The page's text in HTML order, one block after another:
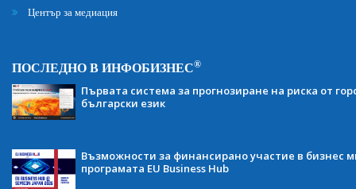
Център за медиация
ПОСЛЕДНО В ИНФОБИЗНЕС®
Първата система за прогнозиране на риска от
български език
Възможности за финансирано участие в бизнес
програмата EU Business Hub